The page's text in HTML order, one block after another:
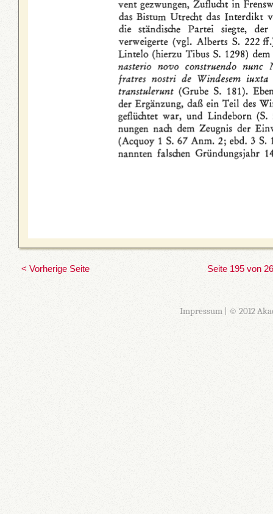
< Vorherige Seite Seite 195 von
Impressum| © 2012